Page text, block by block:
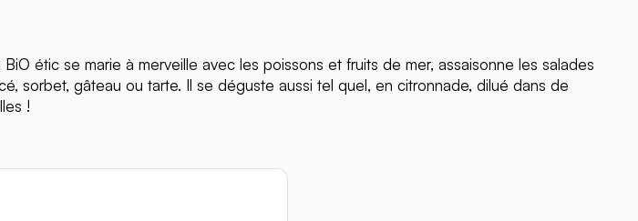
étic se marie à merveille avec les poissons et fruits de mer, assaisonne les salades
sorbet, gâteau ou tarte. Il se déguste aussi tel quel, en citronnade, dilué dans de
!